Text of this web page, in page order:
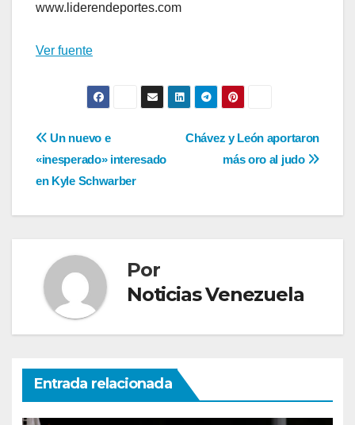
www.liderendeportes.com
Ver fuente
Navegación
de
entradas
Chávez y León aportaron
más oro al judo
Un nuevo e
«inesperado» interesado
en Kyle Schwarber
Por
Noticias Venezuela
Entrada relacionada